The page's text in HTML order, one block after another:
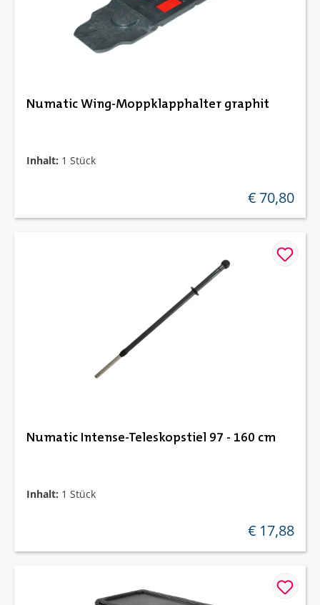
Numatic Wing-Moppklapphalter graphit
Inhalt: 1 Stück
regulärer
€ 70,80
Numatic Intense-Teleskopstiel 97 - 160 cm
Inhalt: 1 Stück
regulärer
€ 17,88